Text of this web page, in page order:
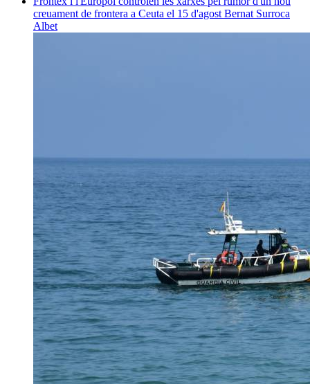
creuament de frontera a Ceuta el 15 d'agost Bernat Surroca
Albet